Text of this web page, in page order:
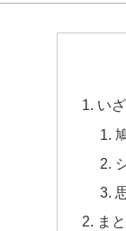
い
ま